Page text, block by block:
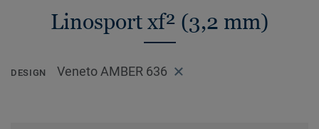
Linosport xf² (3,2 mm)
DESIGN Veneto AMBER 636